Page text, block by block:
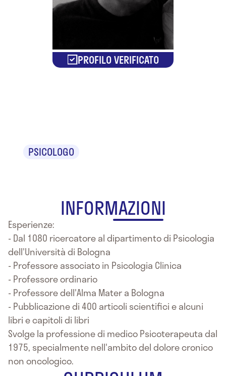
PROFILO VERIFICATO
PSICOLOGO
INFORMAZIONI
Esperienze:
- Dal 1080 ricercatore al dipartimento di Psicologia
dell'Università di Bologna
- Professore associato in Psicologia Clinica
- Professore ordinario
- Professore dell'Alma Mater a Bologna
- Pubblicazione di 400 articoli scientifici e alcuni
libri e capitoli di libri
Svolge la professione di medico Psicoterapeuta dal
1975, specialmente nell'ambito del dolore cronico
non oncologico.